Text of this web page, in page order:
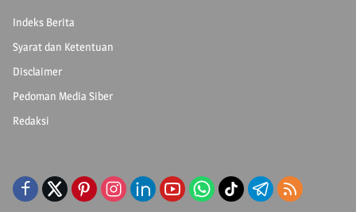
Indeks Berita
Syarat dan Ketentuan
Disclaimer
Pedoman Media Siber
Redaksi